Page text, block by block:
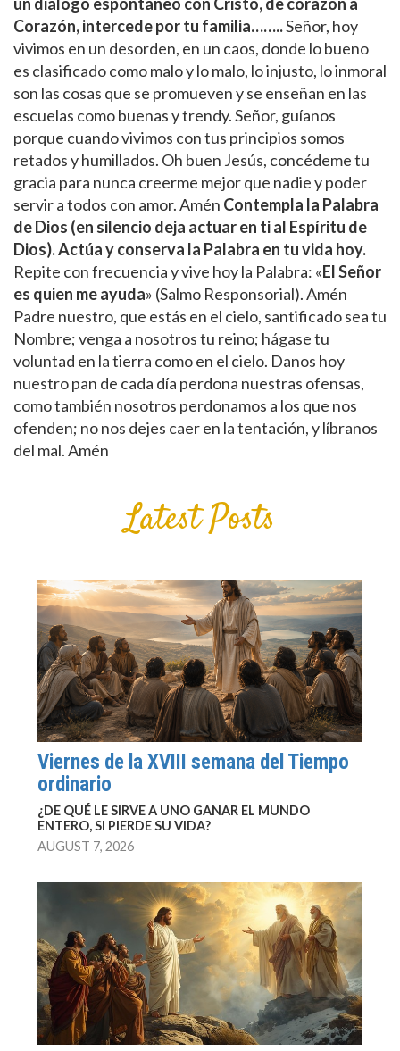
Corazón, intercede por tu familia……..Señor, hoy
vivimos en un desorden, en un caos, donde lo bueno
es clasificado como malo y lo malo, lo injusto, lo inmoral
son las cosas que se promueven y se enseñan en las
escuelas como buenas y trendy. Señor, guíanos
porque cuando vivimos con tus principios somos
retados y humillados. Oh buen Jesús, concédeme tu
gracia para nunca creerme mejor que nadie y poder
servir a todos con amor. Amén Contempla la Palabra
de Dios (en silencio deja actuar en ti al Espíritu de
Dios). Actúa y conserva la Palabra en tu vida hoy.
Repite con frecuencia y vive hoy la Palabra: «El Señor
es quien me ayuda» (Salmo Responsorial). Amén
Padre nuestro, que estás en el cielo, santificado sea tu
Nombre; venga a nosotros tu reino; hágase tu
voluntad en la tierra como en el cielo. Danos hoy
nuestro pan de cada día perdona nuestras ofensas,
como también nosotros perdonamos a los que nos
ofenden; no nos dejes caer en la tentación, y líbranos
del mal. Amén
Latest Posts
Viernes de la XVIII semana del Tiempo
ordinario
¿DE QUÉ LE SIRVE A UNO GANAR EL MUNDO
ENTERO, SI PIERDE SU VIDA?
AUGUST 7, 2026